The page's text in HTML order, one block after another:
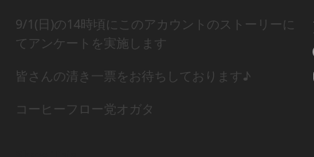
9/1(日)の14時頃にこのアカウントのストーリーに
てアンケートを実施します
皆さんの清き一票をお待ちしております♪
コーヒーフロー党オガタ